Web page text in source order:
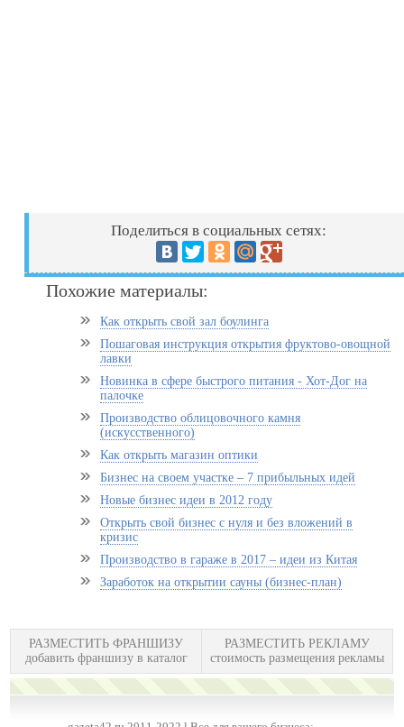
Поделиться в социальных сетях:
Похожие материалы:
Как открыть свой зал боулинга
Пошаговая инструкция открытия фруктово-овощной
лавки
Новинка в сфере быстрого питания - Хот-Дог на
палочке
Производство облицовочного камня
(искусственного)
Как открыть магазин оптики
Бизнес на своем участке – 7 прибыльных идей
Новые бизнес идеи в 2012 году
Открыть свой бизнес с нуля и без вложений в
кризис
Производство в гараже в 2017 – идеи из Китая
Заработок на открытии сауны (бизнес-план)
РАЗМЕСТИТЬ ФРАНШИЗУ
добавить франшизу в каталог
РАЗМЕСТИТЬ РЕКЛАМУ
стоимость размещения рекламы